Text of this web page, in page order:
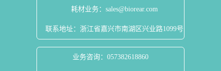
耗材业务：sales@biorear.com
联系地址：浙江省嘉兴市南湖区兴业路1099号
业务咨询：057382618860